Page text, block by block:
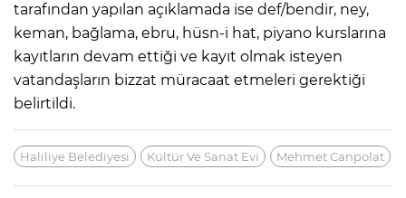
tarafından yapılan açıklamada ise def/bendir, ney,
keman, bağlama, ebru, hüsn-i hat, piyano kurslarına
kayıtların devam ettiği ve kayıt olmak isteyen
vatandaşların bizzat müracaat etmeleri gerektiği
belirtildi.
Haliliye Belediyesi Kültür Ve Sanat Evi Mehmet Canpolat